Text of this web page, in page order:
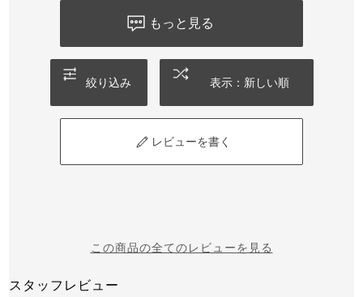
もっと見る
絞り込み 表示：新しい順
レビューを書く
この商品の全てのレビューを見る
スタッフレビュー